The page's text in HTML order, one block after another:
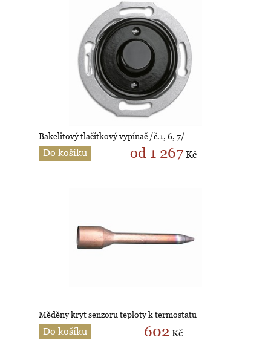
Bakelitový tlačítkový vypínač /č.1, 6, 7/
Do košíku od 1 267 Kč
Měděny kryt senzoru teploty k termostatu
Do košíku 602 Kč